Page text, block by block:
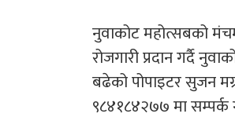
नुवाकोट महोत्सबको
रोजगारी प्रदान गर्दै
बढेको पोपाइटर सुजन
९८४१८४२७७ मा